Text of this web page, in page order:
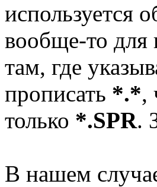
используется
вообще-то для
там, где
прописать *.*,
только *.SPR.
В нашем